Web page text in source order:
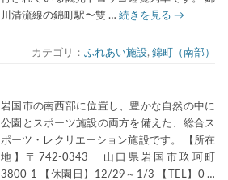
川清流線の錦町駅〜雙 … 続きを見る →
カテゴリ：ふれあい施設,錦町（南部）
岩国市の南西部に位置し、豊かな自然の中に
公園とスポーツ施設の両方を備えた、総合ス
ポーツ・レクリエーション施設です。 【所在
地】〒742-0343 山口県岩国市玖珂町
3800-1 【休園日】12/29～1/3 【TEL】0 …